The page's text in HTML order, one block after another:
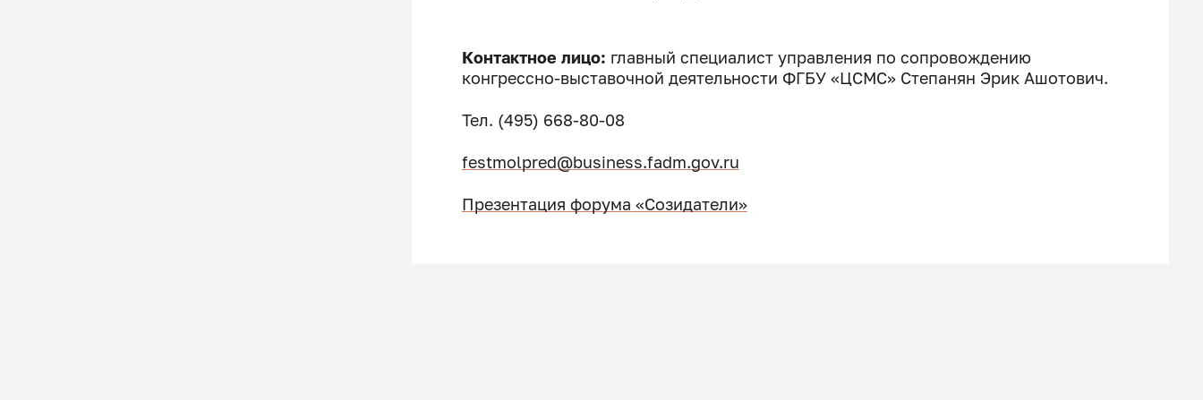
Контактное лицо: главный специалист управления по сопровождению
конгрессно-выставочной деятельности ФГБУ «ЦСМС» Степанян Эрик Ашотович.
Тел. (495) 668-80-08
festmolpred@business.fadm.gov.ru
Презентация форума «Созидатели»